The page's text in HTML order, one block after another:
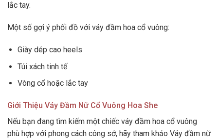
lắc tay.
Một số gợi ý phối đồ với váy đầm hoa cổ vuông:
Giày dép cao heels
Túi xách tinh tế
Vòng cổ hoặc lắc tay
Giới Thiệu Váy Đầm Nữ Cổ Vuông Hoa She
Nếu bạn đang tìm kiếm một chiếc váy đầm hoa cổ vuông
phù hợp với phong cách công sở, hãy tham khảo Váy đầm nữ